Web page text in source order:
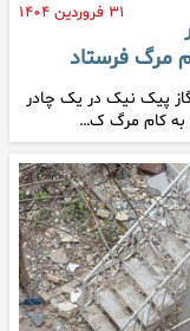
۳۱ فروردین ۱۴۰۴
مرگ فرستاد
با گاز پیک نیک در یک چادر
به کام مرگ ک…